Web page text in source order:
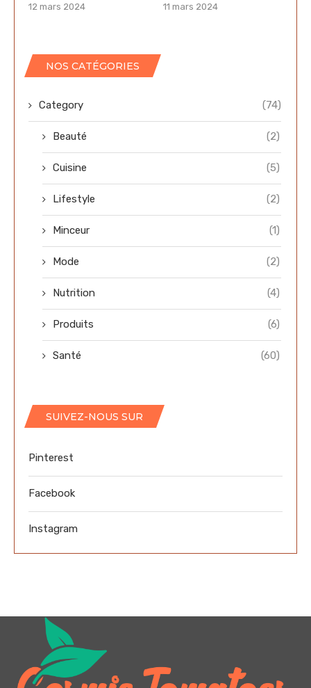
12 mars 2024 11 mars 2024
NOS CATÉGORIES
Category (74)
Beauté (2)
Cuisine (5)
Lifestyle (2)
Minceur (1)
Mode (2)
Nutrition (4)
Produits (6)
Santé (60)
SUIVEZ-NOUS SUR
Pinterest
Facebook
Instagram